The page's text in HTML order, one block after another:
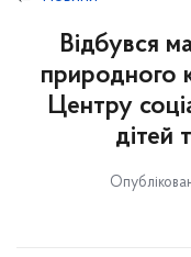
Відбувся
природного
Центру
дітей